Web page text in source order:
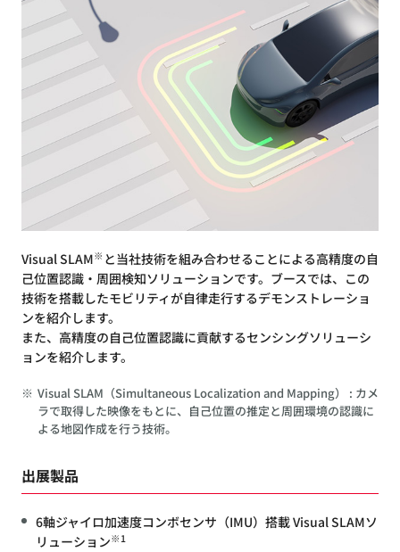
Visual SLAM※ と当社技術を組み合わせることによる高精度の自
己位置認識・周囲検知ソリューションです。ブースでは、この
技術を搭載したモビリティが自律走行するデモンストレーショ
ンを紹介します。
また、高精度の自己位置認識に貢献するセンシングソリューシ
ョンを紹介します。
※ Visual SLAM（Simultaneous Localization and Mapping） : カメ
ラで取得した映像をもとに、自己位置の推定と周囲環境の認識に
よる地図作成を行う技術。
出展製品
6軸ジャイロ加速度コンボセンサ（IMU）搭載 Visual SLAMソ
リューション※1